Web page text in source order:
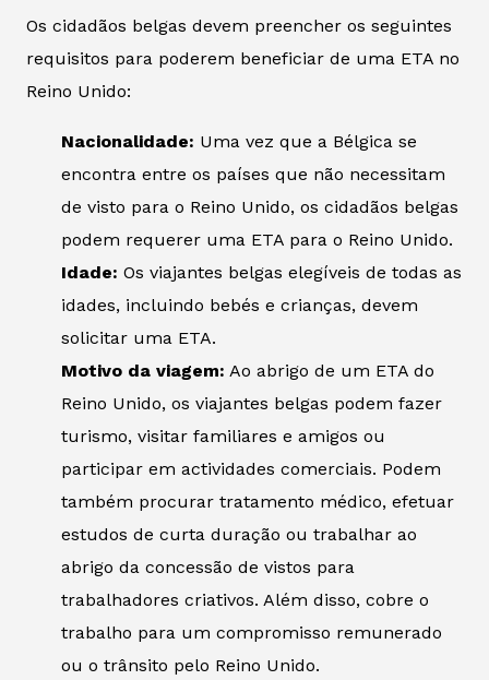
Os cidadãos belgas devem preencher os seguintes
requisitos para poderem beneficiar de uma ETA no
Reino Unido:
Nacionalidade: Uma vez que a Bélgica se
encontra entre os países que não necessitam
de visto para o Reino Unido, os cidadãos belgas
podem requerer uma ETA para o Reino Unido.
Idade: Os viajantes belgas elegíveis de todas as
idades, incluindo bebés e crianças, devem
solicitar uma ETA.
Motivo da viagem: Ao abrigo de um ETA do
Reino Unido, os viajantes belgas podem fazer
turismo, visitar familiares e amigos ou
participar em actividades comerciais. Podem
também procurar tratamento médico, efetuar
estudos de curta duração ou trabalhar ao
abrigo da concessão de vistos para
trabalhadores criativos. Além disso, cobre o
trabalho para um compromisso remunerado
ou o trânsito pelo Reino Unido.